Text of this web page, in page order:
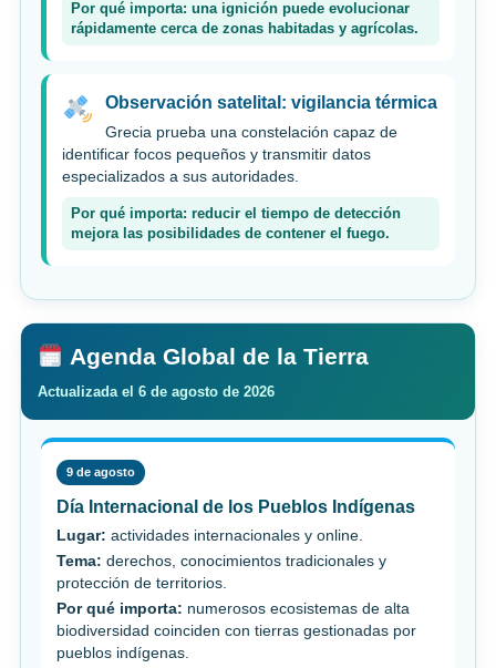
Por qué importa: una ignición puede evolucionar
rápidamente cerca de zonas habitadas y agrícolas.
Observación satelital: vigilancia térmica
Grecia prueba una constelación capaz de
identificar focos pequeños y transmitir datos
especializados a sus autoridades.
Por qué importa: reducir el tiempo de detección
mejora las posibilidades de contener el fuego.
Agenda Global de la Tierra
Actualizada el 6 de agosto de 2026
9 de agosto
Día Internacional de los Pueblos Indígenas
Lugar: actividades internacionales y online.
Tema: derechos, conocimientos tradicionales y
protección de territorios.
Por qué importa: numerosos ecosistemas de alta
biodiversidad coinciden con tierras gestionadas por
pueblos indígenas.